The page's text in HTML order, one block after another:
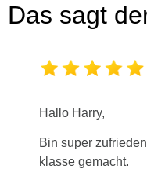
Das sagt
Hallo Harry,
Bin super
klasse gemacht.